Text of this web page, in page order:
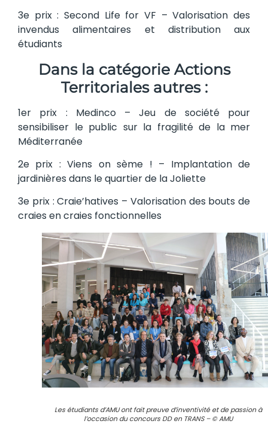
3e prix : Second Life for VF – Valorisation des
invendus alimentaires et distribution aux
étudiants
Dans la catégorie Actions
Territoriales autres :
1er prix : Medinco – Jeu de société pour
sensibiliser le public sur la fragilité de la mer
Méditerranée
2e prix : Viens on sème ! – Implantation de
jardinières dans le quartier de la Joliette
3e prix : Craie’hatives – Valorisation des bouts de
craies en craies fonctionnelles
Les étudiants d’AMU ont fait preuve d’inventivité et de passion à
l’occasion du concours DD en TRANS – © AMU